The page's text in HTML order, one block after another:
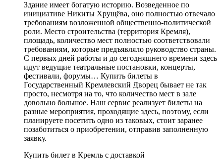
Здание имеет богатую историю. Возведенное по
инициативе Никиты Хрущёва, оно полностью отвечало
требованиям возложенной общественно-политической
роли. Место строительства (территория Кремля),
площадь, количество мест полностью соответствовали
требованиям, которые предъявляло руководство страны.
С первых дней работы и до сегодняшнего времени здесь
идут ведущие театральные постановки, концерты,
фестивали, форумы… Купить билеты в
Государственный Кремлевский Дворец бывает не так
просто, несмотря на то, что количество мест в зале
довольно большое. Наш сервис реализует билеты на
разные мероприятия, проходящие здесь, поэтому, если
планируете посетить одно из таковых, стоит заранее
позаботиться о приобретении, отправив заполненную
заявку.
Купить билет в Кремль с доставкой